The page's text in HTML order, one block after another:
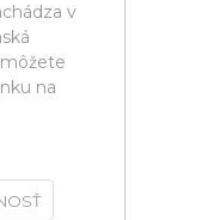
v
na